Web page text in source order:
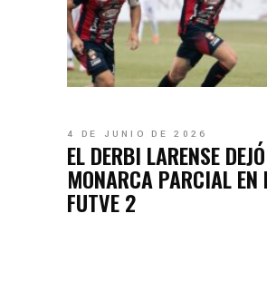
4 DE JUNIO DE 2026
EL DERBI LARENSE
MONARCA PARCIAL
FUTVE 2